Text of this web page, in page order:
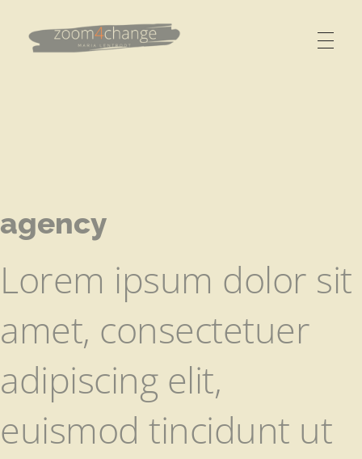
agency
Lorem ipsum dolor sit
amet, consectetuer
adipiscing elit,
euismod tincidunt ut